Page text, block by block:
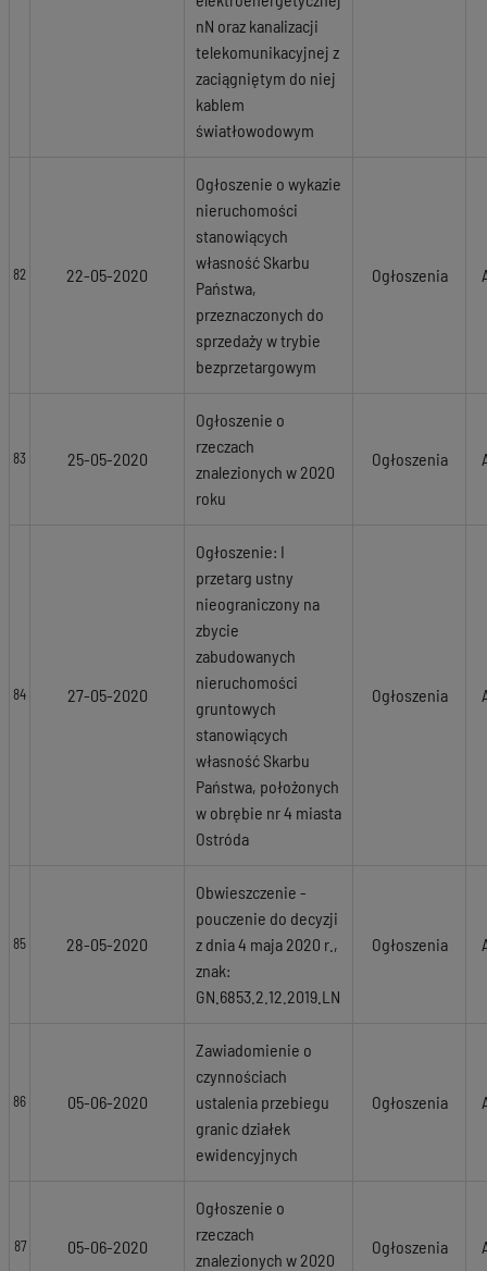
nN oraz kanalizacji
telekomunikacyjnej z
zaciągniętym do niej
kablem
światłowodowym
82 22-05-2020
Ogłoszenie o wykazie
nieruchomości
stanowiących
własność Skarbu
Państwa,
przeznaczonych do
sprzedaży w trybie
bezprzetargowym
Ogłoszenia
83 25-05-2020
Ogłoszenie o
rzeczach
znalezionych w 2020
roku
Ogłoszenia
84 27-05-2020
Ogłoszenie: I
przetarg ustny
nieograniczony na
zbycie
zabudowanych
nieruchomości
gruntowych
stanowiących
własność Skarbu
Państwa, położonych
w obrębie nr 4 miasta
Ostróda
Ogłoszenia
85 28-05-2020
Obwieszczenie -
pouczenie do decyzji
z dnia 4 maja 2020 r.,
znak:
GN.6853.2.12.2019.LN
Ogłoszenia
86 05-06-2020
Zawiadomienie o
czynnościach
ustalenia przebiegu
granic działek
ewidencyjnych
Ogłoszenia
87 05-06-2020
Ogłoszenie o
rzeczach
znalezionych w 2020
Ogłoszenia